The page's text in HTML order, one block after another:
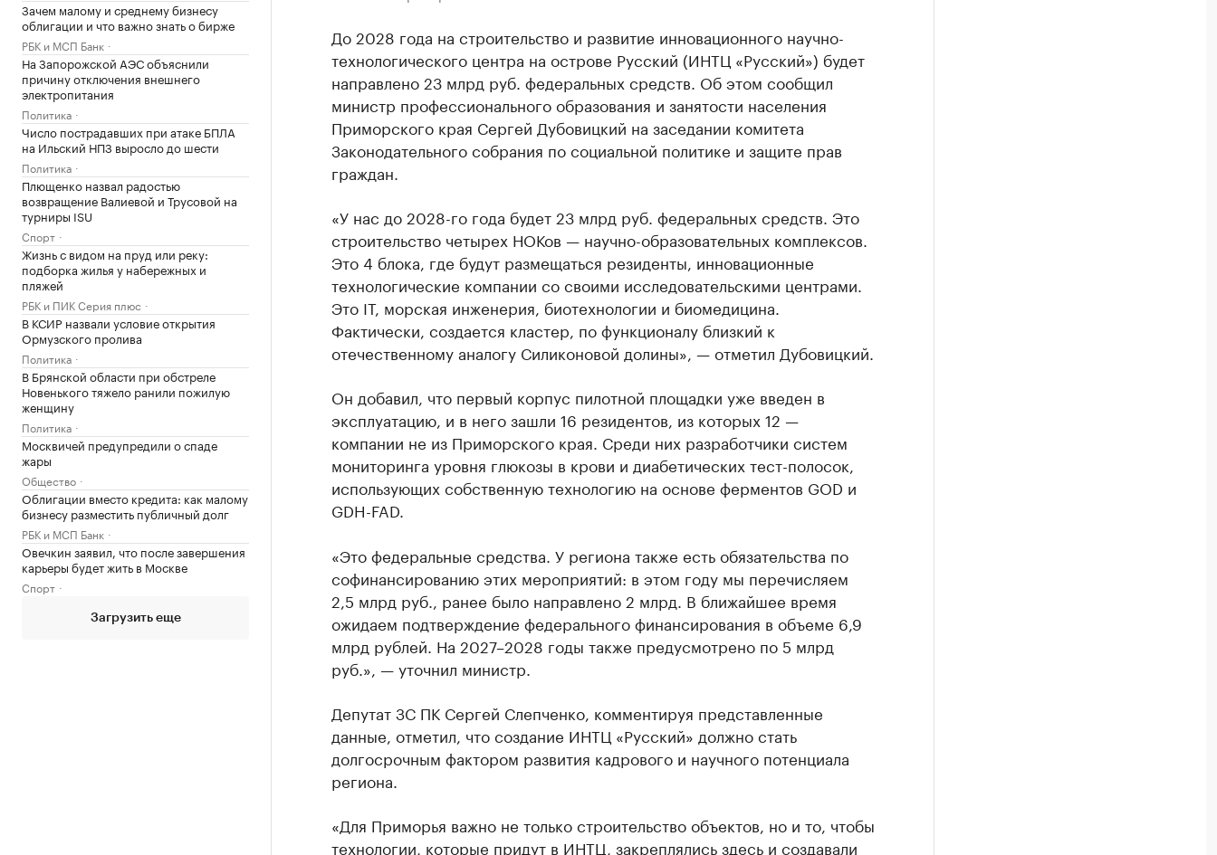
Зачем малому и среднему бизнесу
облигации и что важно знать о бирже
РБК и МСП Банк
На Запорожской АЭС объяснили
причину отключения внешнего
электропитания
Политика
Число пострадавших при атаке БПЛА
на Ильский НПЗ выросло до шести
Политика
Плющенко назвал радостью
возвращение Валиевой и Трусовой на
турниры ISU
Спорт
Жизнь с видом на пруд или реку:
подборка жилья у набережных и
пляжей
РБК и ПИК Серия плюс
В КСИР назвали условие открытия
Ормузского пролива
Политика
В Брянской области при обстреле
Новенького тяжело ранили пожилую
женщину
Политика
Москвичей предупредили о спаде
жары
Общество
Облигации вместо кредита: как малому
бизнесу разместить публичный долг
РБК и МСП Банк
Овечкин заявил, что после завершения
карьеры будет жить в Москве
Спорт
Загрузить еще
До 2028 года на строительство и развитие инновационного научно-
технологического центра на острове Русский (ИНТЦ «Русский») будет
направлено 23 млрд руб. федеральных средств. Об этом сообщил
министр профессионального образования и занятости населения
Приморского края Сергей Дубовицкий на заседании комитета
Законодательного собрания по социальной политике и защите прав
граждан.
«У нас до 2028-го года будет 23 млрд руб. федеральных средств. Это
строительство четырех НОКов — научно-образовательных комплексов.
Это 4 блока, где будут размещаться резиденты, инновационные
технологические компании со своими исследовательскими центрами.
Это IT, морская инженерия, биотехнологии и биомедицина.
Фактически, создается кластер, по функционалу близкий к
отечественному аналогу Силиконовой долины», — отметил Дубовицкий.
Он добавил, что первый корпус пилотной площадки уже введен в
эксплуатацию, и в него зашли 16 резидентов, из которых 12 —
компании не из Приморского края. Среди них разработчики систем
мониторинга уровня глюкозы в крови и диабетических тест-полосок,
использующих собственную технологию на основе ферментов GOD и
GDH-FAD.
«Это федеральные средства. У региона также есть обязательства по
софинансированию этих мероприятий: в этом году мы перечисляем
2,5 млрд руб., ранее было направлено 2 млрд. В ближайшее время
ожидаем подтверждение федерального финансирования в объеме 6,9
млрд рублей. На 2027–2028 годы также предусмотрено по 5 млрд
руб.», — уточнил министр.
Депутат ЗС ПК Сергей Слепченко, комментируя представленные
данные, отметил, что создание ИНТЦ «Русский» должно стать
долгосрочным фактором развития кадрового и научного потенциала
региона.
«Для Приморья важно не только строительство объектов, но и то, чтобы
технологии, которые придут в ИНТЦ, закреплялись здесь и создавали